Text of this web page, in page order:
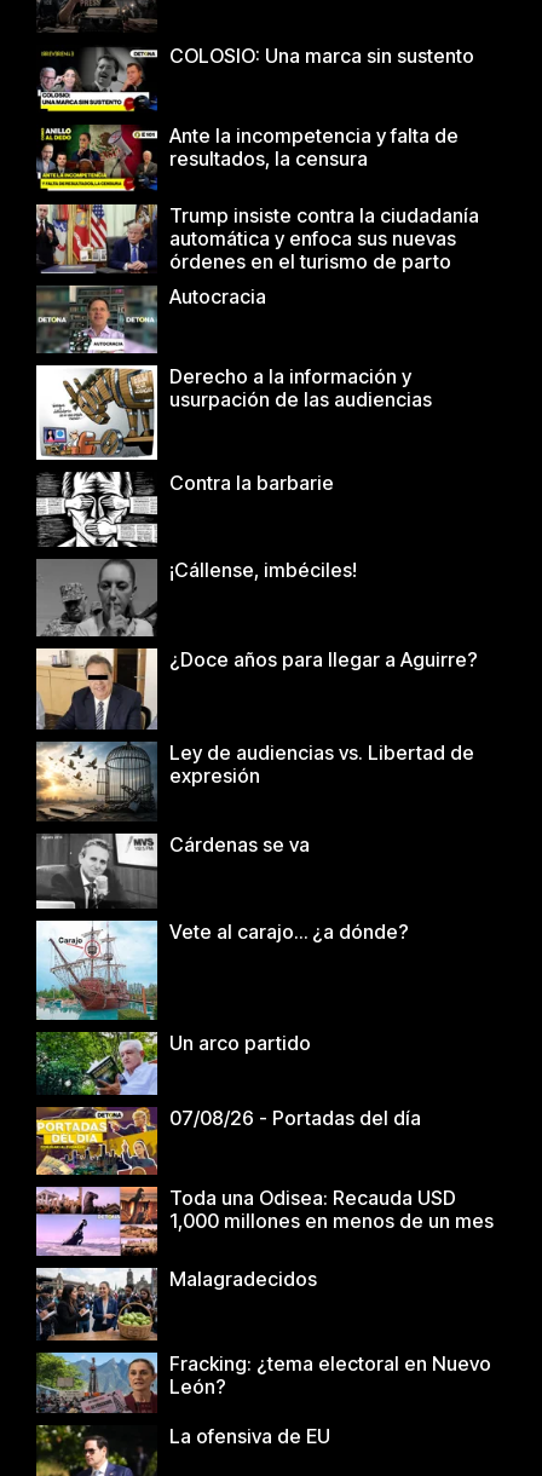
COLOSIO: Una marca sin sustento
Ante la incompetencia y falta de
resultados, la censura
Trump insiste contra la ciudadanía
automática y enfoca sus nuevas
órdenes en el turismo de parto
Autocracia
Derecho a la información y
usurpación de las audiencias
Contra la barbarie
¡Cállense, imbéciles!
¿Doce años para llegar a Aguirre?
Ley de audiencias vs. Libertad de
expresión
Cárdenas se va
Vete al carajo… ¿a dónde?
Un arco partido
07/08/26 - Portadas del día
Toda una Odisea: Recauda USD
1,000 millones en menos de un mes
Malagradecidos
Fracking: ¿tema electoral en Nuevo
León?
La ofensiva de EU